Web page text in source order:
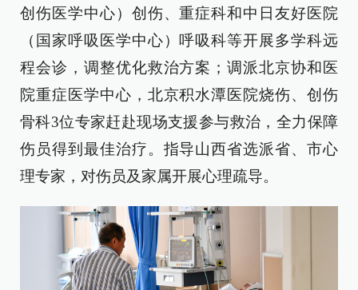
创伤医学中心）创伤、重症科和中日友好医院
（国家呼吸医学中心）呼吸科等开展多学科远
程会诊，调整优化救治方案；调派北京协和医
院重症医学中心，北京积水潭医院烧伤、创伤
骨科3位专家赶赴现场支援参与救治，全力保障
伤员得到最佳治疗。指导山西省选派省、市心
理专家，对伤员及家属开展心理疏导。